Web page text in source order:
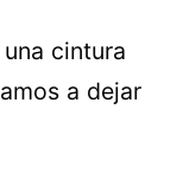
cintura
a dejar